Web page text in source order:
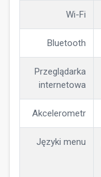
Wi-Fi
Bluetooth
Przeglądarka
internetowa
Akcelerometr
Języki menu